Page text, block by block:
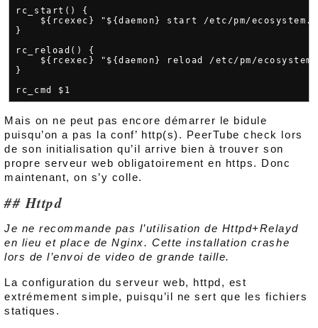
rc_start() {
${rcexec} "${daemon} start /etc/pm/
}
rc_reload() {
${rcexec} "${daemon} reload /etc/pm/
}
Mais on ne peut pas encore démarrer le bidule
puisqu’on a pas la conf’ http(s). PeerTube check lors
de son initialisation qu’il arrive bien à trouver son
propre serveur web obligatoirement en https. Donc
maintenant, on s’y colle.
Httpd
Je ne recommande pas l’utilisation de Httpd+Relayd
en lieu et place de Nginx. Cette installation crashe
lors de l’envoi de video de grande taille.
La configuration du serveur web, httpd, est
extrémement simple, puisqu’il ne sert que les fichiers
statiques.